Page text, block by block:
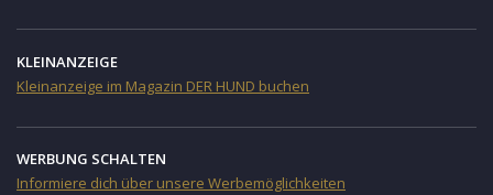
KLEINANZEIGE
Kleinanzeige im Magazin DER HUND buchen
WERBUNG SCHALTEN
Informiere dich über unsere Werbemöglichkeiten